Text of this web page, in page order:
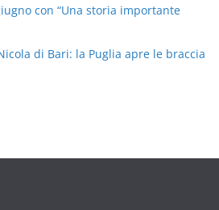
con “Una storia importante
di Bari: la Puglia apre le braccia